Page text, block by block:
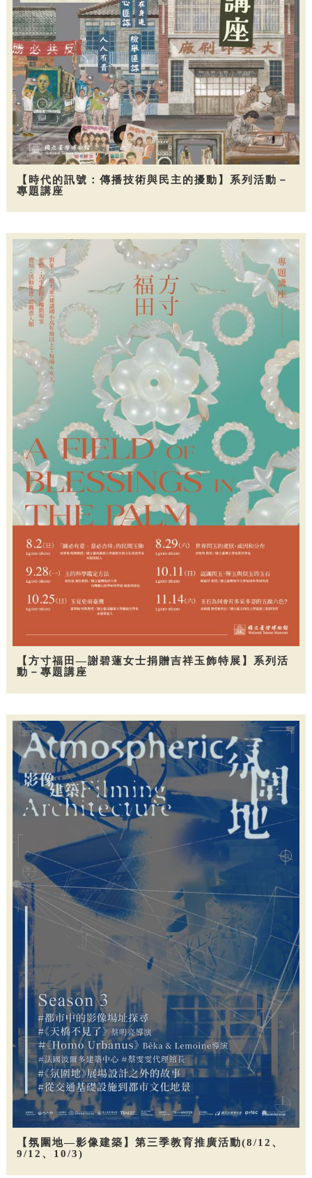
【時代的訊號：傳播技術與民主的擾動】系列活動－
專題講座
【方寸福田—謝碧蓮女士捐贈吉祥玉飾特展】系列活
動－專題講座
【氛圍地—影像建築】第三季教育推廣活動(8/12、
9/12、10/3)